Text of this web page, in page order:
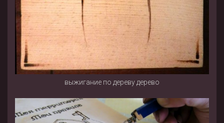
выжигание по дереву дерево